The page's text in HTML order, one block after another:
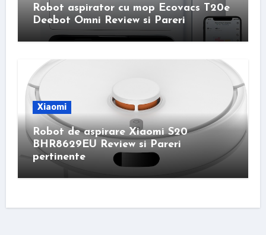
Robot aspirator cu mop Ecovacs T20e
Deebot Omni Review si Pareri
Xiaomi
Robot de aspirare Xiaomi S20
BHR8629EU Review si Pareri
pertinente